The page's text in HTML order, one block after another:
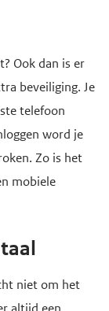
Ook dan is er
beveiliging. Je
telefoon
word je
Zo is het
mobiele
niet om het